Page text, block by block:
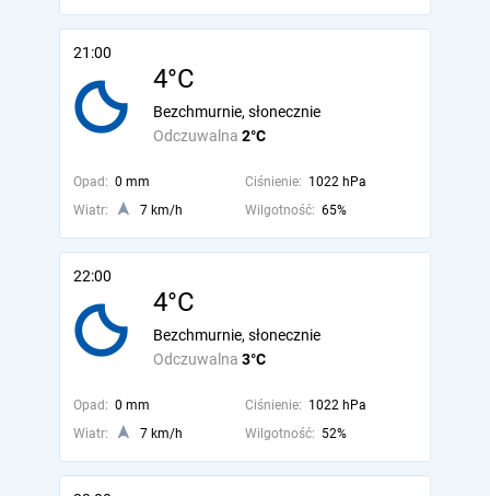
21:00
4°C
Odczuwalna 2°C
Bezchmurnie, słonecznie
Opad: 0 mm Ciśnienie: 1022 hPa
Wiatr:
7 km/h Wilgotność: 65%
22:00
4°C
Odczuwalna 3°C
Bezchmurnie, słonecznie
Opad: 0 mm Ciśnienie: 1022 hPa
Wiatr:
7 km/h Wilgotność: 52%